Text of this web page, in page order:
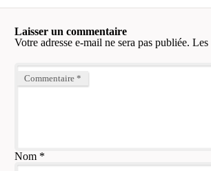
Laisser un commentaire
Votre adresse e-mail ne sera pas publiée. Les
Commentaire *
Nom*